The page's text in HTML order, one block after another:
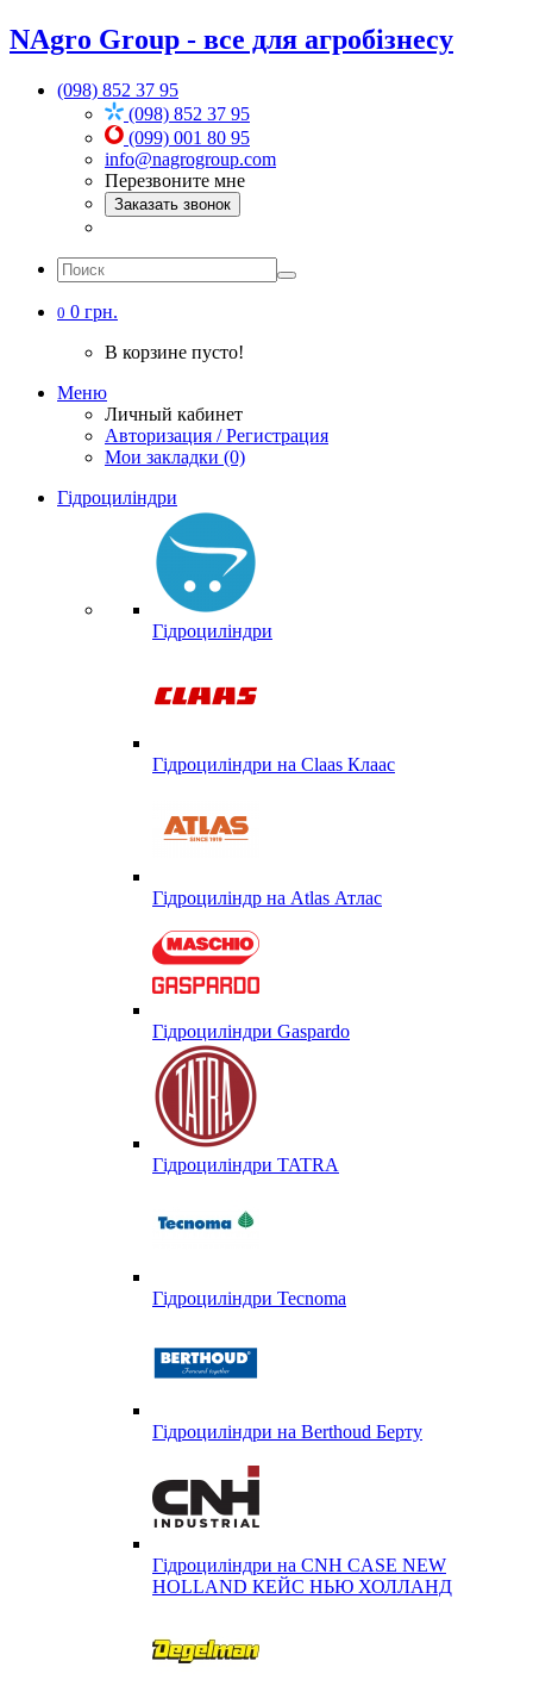
NAgro Group - все для агробізнесу
(098) 852 37 95
(098) 852 37 95
(099) 001 80 95
info@nagrogroup.com
Перезвоните мне
Заказать звонок
0 0 грн.
В корзине пусто!
Меню
Личный кабинет
Авторизация / Регистрация
Мои закладки (0)
Гідроциліндри
Гідроциліндри
Гідроциліндри на Claas Клаас
Гідроциліндр на Atlas Атлас
Гідроциліндри Gaspardo
Гідроциліндри TATRA
Гідроциліндри Tecnoma
Гідроциліндри на Berthoud Берту
Гідроциліндри на CNH CASE NEW
HOLLAND КЕЙС НЬЮ ХОЛЛАНД